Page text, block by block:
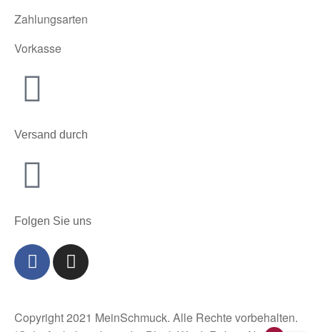
Zahlungsarten
Vorkasse
Versand durch
Folgen Sie uns
Copyright 2021 MeinSchmuck. Alle Rechte vorbehalten.